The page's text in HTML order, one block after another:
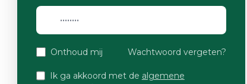
Onthoud mij Wachtwoord vergeten?
Ik ga akkoord met de algemene